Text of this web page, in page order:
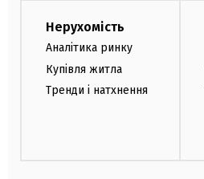
Нерухомість
Аналітика ринку
Купівля житла
Тренди і натхнення